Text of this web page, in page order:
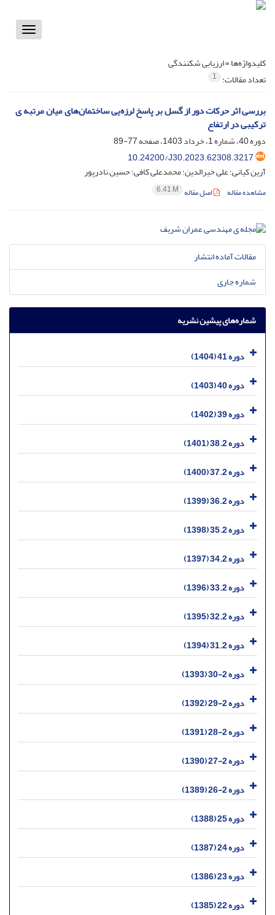
Toggle
کلیدواژه‌ها =ارزیابی شکنندگی
تعداد مقالات: 1
بررسی اثر حرکات دور از گسل بر پاسخ لرزه‌یی ساختمان‌های میان مرتبه ی
ترکیبی در ارتفاع
دوره 40، شماره 1، خرداد 1403، صفحه
77-89
10.24200/J30.2023.62308.3217
آرین کیانی؛ علی خیرالدین؛ محمدعلی کافی؛ حسین نادرپور
مشاهده مقاله اصل مقاله 6.41 M
مقالات آماده انتشار
شماره جاری
شماره‌های پیشین نشریه
دوره 41 (1404)
دوره 40 (1403)
دوره 39 (1402)
دوره 38.2 (1401)
دوره 37.2 (1400)
دوره 36.2 (1399)
دوره 35.2 (1398)
دوره 34.2 (1397)
دوره 33.2 (1396)
دوره 32.2 (1395)
دوره 31.2 (1394)
دوره 2-30 (1393)
دوره 2-29 (1392)
دوره 2-28 (1391)
دوره 2-27 (1390)
دوره 2-26 (1389)
دوره 25 (1388)
دوره 24 (1387)
دوره 23 (1386)
دوره 22 (1385)